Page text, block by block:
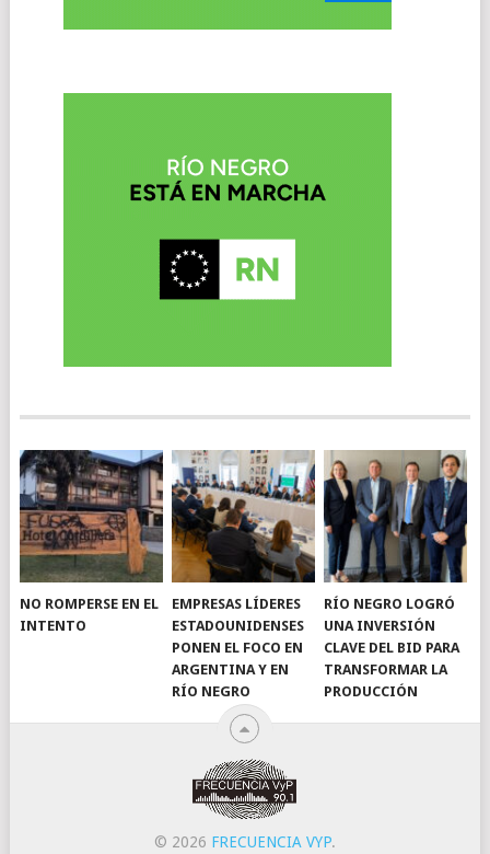
NO ROMPERSE EN EL
INTENTO
EMPRESAS LÍDERES
ESTADOUNIDENSES
PONEN EL FOCO EN
ARGENTINA Y EN
RÍO NEGRO
RÍO NEGRO LOGRÓ
UNA INVERSIÓN
CLAVE DEL BID PARA
TRANSFORMAR LA
PRODUCCIÓN
© 2026 FRECUENCIA VYP.